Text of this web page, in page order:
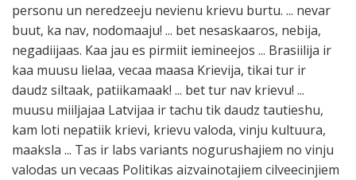
personu un neredzeeju nevienu krievu burtu. ... nevar
buut, ka nav, nodomaaju! ... bet nesaskaaros, nebija,
negadiijaas. Kaa jau es pirmiit iemineejos ... Brasiilija ir
kaa muusu lielaa, vecaa maasa Krievija, tikai tur ir
daudz siltaak, patiikamaak! ... bet tur nav krievu! ...
muusu miiljajaa Latvijaa ir tachu tik daudz tautieshu,
kam loti nepatiik krievi, krievu valoda, vinju kultuura,
maaksla ... Tas ir labs variants nogurushajiem no vinju
valodas un vecaas Politikas aizvainotajiem cilveecinjiem